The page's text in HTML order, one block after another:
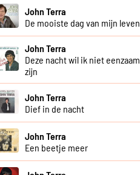
John Terra
De mooiste dag van mijn leven
John Terra
Deze nacht wil ik niet eenzaam
zijn
John Terra
Dief in de nacht
John Terra
Een beetje meer